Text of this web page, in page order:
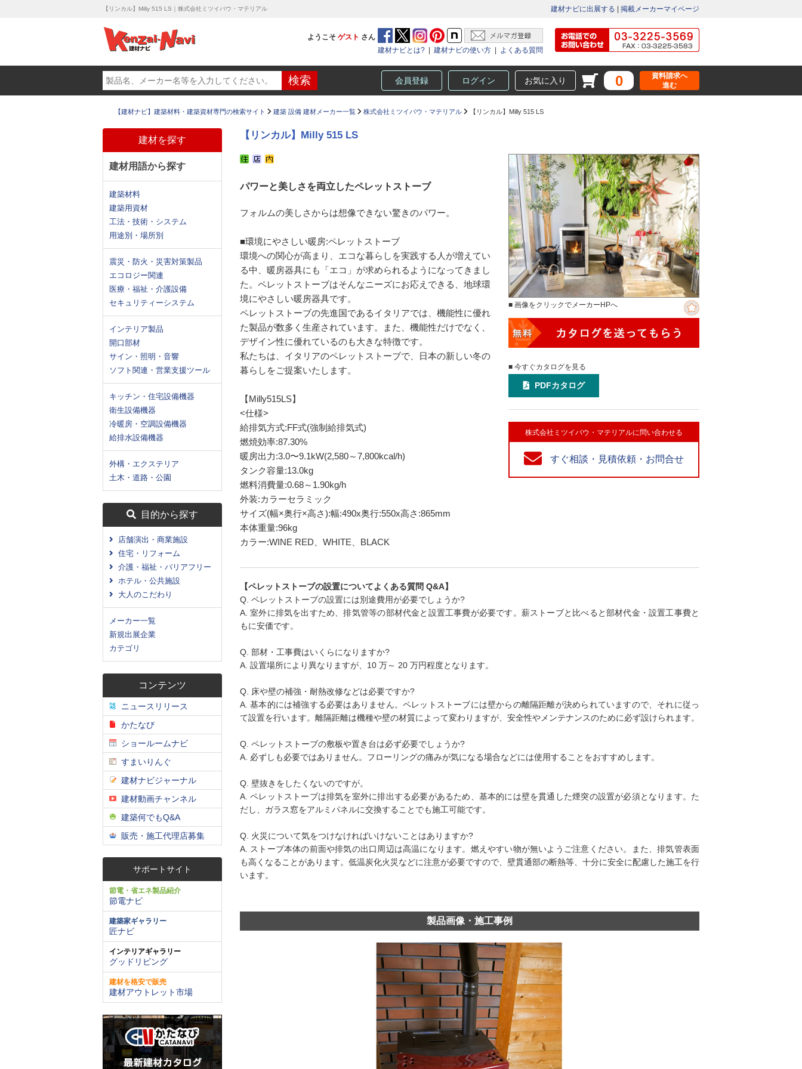
【リンカル】Milly 515 LS｜株式会社ミツイバウ・マテリアル 建材ナビに出展する 掲載メーカーマイページ
ようこそ ゲスト さん
建材ナビとは?
建材ナビの使い方 よくある質問
会員登録 ログイン お気に入り 0
資料請求へ
進む
【建材ナビ】建築材料・建築資材専門の検索サイト 建築 設備 建材メーカー一覧 株式会社ミツイバウ・マテリアル 【リンカル】Milly 515 LS
建材を探す
建材用語から探す
建築材料
建築用資材
工法・技術・システム
用途別・場所別
震災・防火・災害対策製品
エコロジー関連
医療・福祉・介護設備
セキュリティーシステム
インテリア製品
開口部材
サイン・照明・音響
ソフト関連・営業支援ツール
キッチン・住宅設備機器
衛生設備機器
冷暖房・空調設備機器
給排水設備機器
外構・エクステリア
土木・道路・公園
目的から探す
店舗演出・商業施設
住宅・リフォーム
介護・福祉・バリアフリー
ホテル・公共施設
大人のこだわり
メーカー一覧
新規出展企業
カテゴリ
コンテンツ
ニュースリリース
かたなび
ショールームナビ
すまいりんぐ
建材ナビジャーナル
建材動画チャンネル
建築何でもQ&A
販売・施工代理店募集
サポートサイト
節電・省エネ製品紹介
節電ナビ
建築家ギャラリー
匠ナビ
インテリアギャラリー
グッドリビング
建材を格安で販売
建材アウトレット市場
【リンカル】Milly 515 LS
パワーと美しさを両立したペレットストーブ
フォルムの美しさからは想像できない驚きのパワー。
■環境にやさしい暖房:ペレットストーブ
環境への関心が高まり、エコな暮らしを実践する人が増えてい
る中、暖房器具にも「エコ」が求められるようになってきまし
た。ペレットストーブはそんなニーズにお応えできる、地球環
境にやさしい暖房器具です。
ペレットストーブの先進国であるイタリアでは、機能性に優れ
た製品が数多く生産されています。また、機能性だけでなく、
デザイン性に優れているのも大きな特徴です。
私たちは、イタリアのペレットストーブで、日本の新しい冬の
暮らしをご提案いたします。
【Milly515LS】
<仕様>
給排気方式:FF式(強制給排気式)
燃焼効率:87.30%
暖房出力:3.0〜9.1kW(2,580～7,800kcal/h)
タンク容量:13.0kg
燃料消費量:0.68～1.90kg/h
外装:カラーセラミック
サイズ(幅×奥行×高さ):幅:490x奥行:550x高さ:865mm
本体重量:96kg
カラー:WINE RED、WHITE、BLACK
■ 画像をクリックでメーカーHPへ
■ 今すぐカタログを見る
PDFカタログ
株式会社ミツイバウ・マテリアルに問い合わせる
すぐ相談・見積依頼・お問合せ
【ペレットストーブの設置についてよくある質問 Q&A】
Q. ペレットストーブの設置には別途費用が必要でしょうか?
A. 室外に排気を出すため、排気管等の部材代金と設置工事費が必要です。薪ストーブと比べると部材代金・設置工事費と
もに安価です。
Q. 部材・工事費はいくらになりますか?
A. 設置場所により異なりますが、10 万～ 20 万円程度となります。
Q. 床や壁の補強・耐熱改修などは必要ですか?
A. 基本的には補強する必要はありません。ペレットストーブには壁からの離隔距離が決められていますので、それに従っ
て設置を行います。離隔距離は機種や壁の材質によって変わりますが、安全性やメンテナンスのために必ず設けられます。
Q. ペレットストーブの敷板や置き台は必ず必要でしょうか?
A. 必ずしも必要ではありません。フローリングの痛みが気になる場合などには使用することをおすすめします。
Q. 壁抜きをしたくないのですが。
A. ペレットストーブは排気を室外に排出する必要があるため、基本的には壁を貫通した煙突の設置が必須となります。た
だし、ガラス窓をアルミパネルに交換することでも施工可能です。
Q. 火災について気をつけなければいけないことはありますか?
A. ストーブ本体の前面や排気の出口周辺は高温になります。燃えやすい物が無いようご注意ください。また、排気管表面
も高くなることがあります。低温炭化火災などに注意が必要ですので、壁貫通部の断熱等、十分に安全に配慮した施工を行
います。
製品画像・施工事例